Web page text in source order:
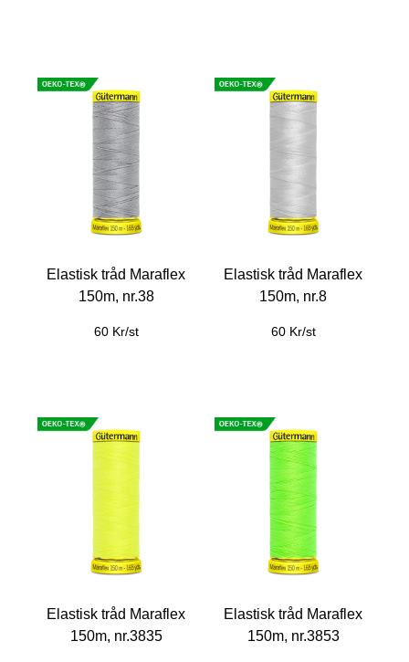
Elastisk tråd Maraflex
150m, nr.38
60 Kr/st
Elastisk tråd Maraflex
150m, nr.8
60 Kr/st
Elastisk tråd Maraflex
150m, nr.3835
Elastisk tråd Maraflex
150m, nr.3853